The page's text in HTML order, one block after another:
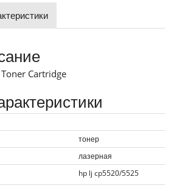
Cartridge
тонер
лазерная
hp lj cp5520/5525